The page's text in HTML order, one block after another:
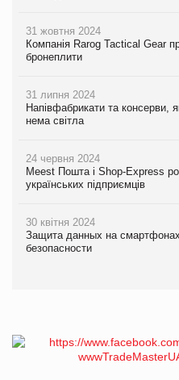
31 жовтня 2024
Компанія Rarog Tactical Gear
бронеплити
31 липня 2024
Напівфабрикати та консерви,
нема світла
24 червня 2024
Meest Пошта і Shop-Express
українських підприємців
30 квітня 2024
Защита данных на
безопасности